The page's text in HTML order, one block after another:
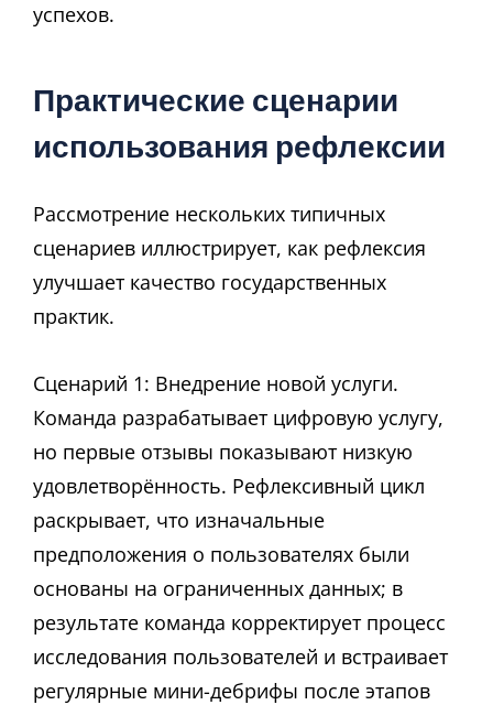
успехов.
Практические сценарии
использования рефлексии
Рассмотрение нескольких типичных
сценариев иллюстрирует, как рефлексия
улучшает качество государственных
практик.
Сценарий 1: Внедрение новой услуги.
Команда разрабатывает цифровую услугу,
но первые отзывы показывают низкую
удовлетворённость. Рефлексивный цикл
раскрывает, что изначальные
предположения о пользователях были
основаны на ограниченных данных; в
результате команда корректирует процесс
исследования пользователей и встраивает
регулярные мини-дебрифы после этапов